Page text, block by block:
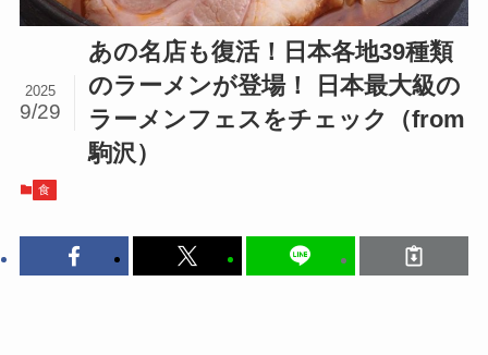
あの名店も復活！日本各地39種類
のラーメンが登場！ 日本最大級の
ラーメンフェスをチェック（from
駒沢）
2025
9/29
食